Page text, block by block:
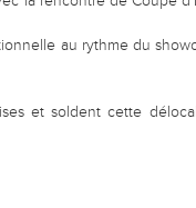
au rythme du
et soldent cette